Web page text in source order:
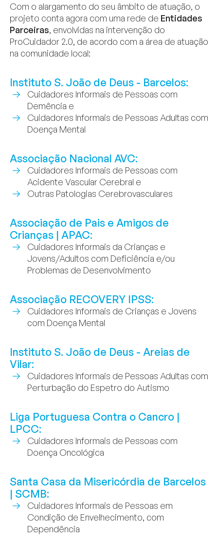
Com o alargamento do seu âmbito de atuação, o
projeto conta agora com uma rede de Entidades
Parceiras, envolvidas na intervenção do
ProCuidador 2.0, de acordo com a área de atuação
na comunidade local:
Instituto S. João de Deus - Barcelos:
Cuidadores Informais de Pessoas com
Demência e
Cuidadores Informais de Pessoas Adultas com
Doença Mental
Associação Nacional AVC:
Cuidadores Informais de Pessoas com
Acidente Vascular Cerebral e
Outras Patologias Cerebrovasculares
Associação de Pais e Amigos de
Crianças | APAC:
Cuidadores Informais da Crianças e
Jovens/Adultos com Deficiência e/ou
Problemas de Desenvolvimento
Associação RECOVERY IPSS:
Cuidadores Informais de Crianças e Jovens
com Doença Mental
Instituto S. João de Deus - Areias de
Vilar:
Cuidadores Informais de Pessoas Adultas com
Perturbação do Espetro do Autismo
Liga Portuguesa Contra o Cancro |
LPCC:
Cuidadores Informais de Pessoas com
Doença Oncológica
Santa Casa da Misericórdia de Barcelos
| SCMB:
Cuidadores Informais de Pessoas em
Condição de Envelhecimento, com
Dependência